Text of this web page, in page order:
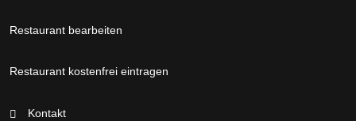
Restaurant bearbeiten
Restaurant kostenfrei eintragen
Kontakt